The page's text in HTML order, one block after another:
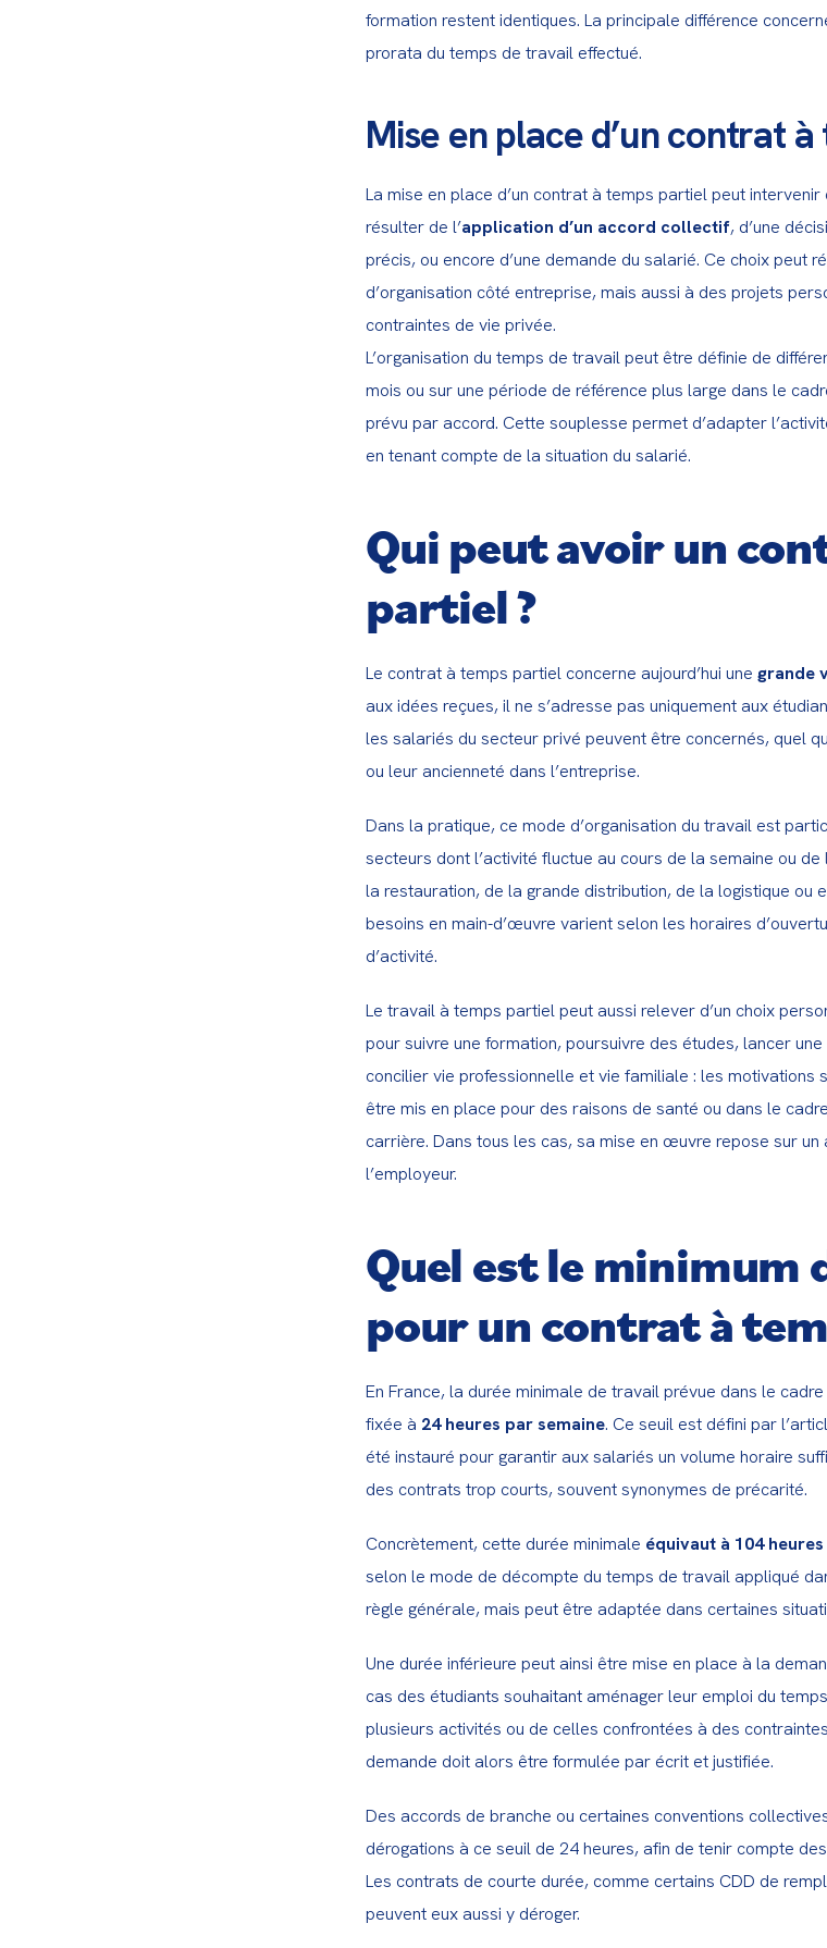
formation restent identiques. La principale différence
prorata du temps de travail effectué.
Mise en place d’un contrat
La mise en place d’un contrat à temps partiel peut
résulter de l’application d’un accord collectif, d’une
précis, ou encore d’une demande du salarié. Ce choix peut
d’organisation côté entreprise, mais aussi à des projets
contraintes de vie privée.
L’organisation du temps de travail peut être définie de
mois ou sur une période de référence plus large dans le
prévu par accord. Cette souplesse permet d’adapter
en tenant compte de la situation du salarié.
Qui peut avoir un
partiel ?
Le contrat à temps partiel concerne aujourd’hui une grande
aux idées reçues, il ne s’adresse pas uniquement aux
les salariés du secteur privé peuvent être concernés, quel
ou leur ancienneté dans l’entreprise.
Dans la pratique, ce mode d’organisation du travail est
secteurs dont l’activité fluctue au cours de la semaine ou de
la restauration, de la grande distribution, de la logistique ou
besoins en main-d’œuvre varient selon les horaires
d’activité.
Le travail à temps partiel peut aussi relever d’un choix
pour suivre une formation, poursuivre des études, lancer
concilier vie professionnelle et vie familiale : les motivations
être mis en place pour des raisons de santé ou dans le
carrière. Dans tous les cas, sa mise en œuvre repose sur
l’employeur.
Quel est le minimum
pour un contrat à
En France, la durée minimale de travail prévue dans le
fixée à 24 heures par semaine. Ce seuil est défini par
été instauré pour garantir aux salariés un volume horaire
des contrats trop courts, souvent synonymes de précarité.
Concrètement, cette durée minimale équivaut à 104
selon le mode de décompte du temps de travail appliqué
règle générale, mais peut être adaptée dans certaines
Une durée inférieure peut ainsi être mise en place à la
cas des étudiants souhaitant aménager leur emploi du
plusieurs activités ou de celles confrontées à des
demande doit alors être formulée par écrit et justifiée.
Des accords de branche ou certaines conventions
dérogations à ce seuil de 24 heures, afin de tenir compte
Les contrats de courte durée, comme certains CDD de
peuvent eux aussi y déroger.